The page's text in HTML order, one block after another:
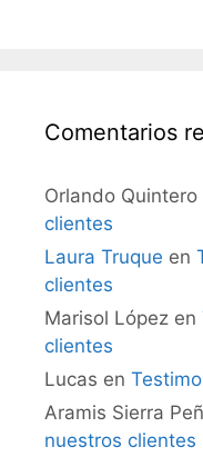
Comentarios
Orlando Quintero
clientes
Laura Truque en
clientes
Marisol López en
clientes
Lucas en
Aramis Sierra
nuestros clientes